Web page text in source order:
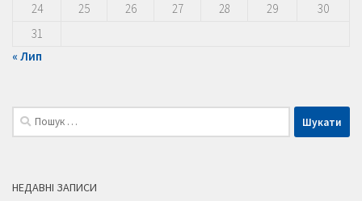
24
25 26 27 28 29
30
31
« Лип
Пошук:
НЕДАВНІ ЗАПИСИ